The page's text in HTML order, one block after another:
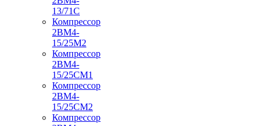
13/71С
Компрессор
2ВМ4-
15/25М2
Компрессор
2ВМ4-
15/25СМ1
Компрессор
2ВМ4-
15/25СМ2
Компрессор